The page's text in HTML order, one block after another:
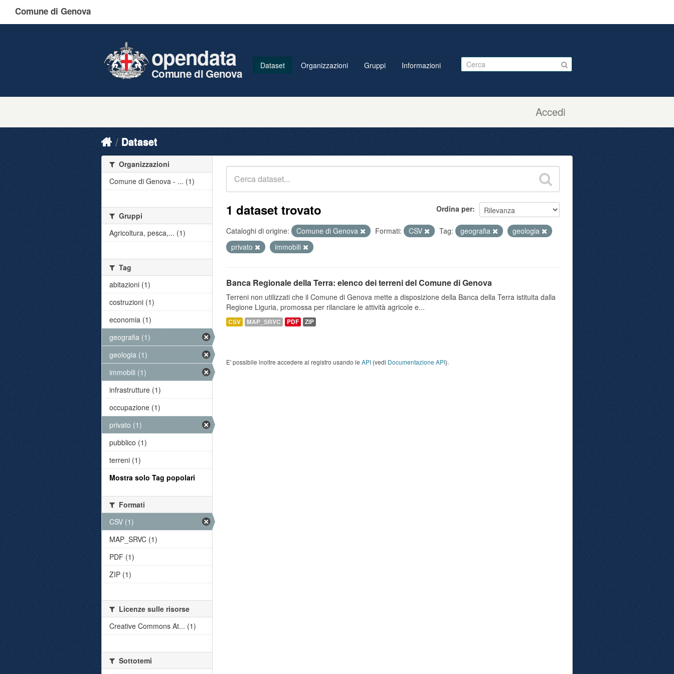
Comune di Genova
Accedi
opendata
Comune di Genova
Dataset Organizzazioni Gruppi Informazioni
Dataset
Ordina per
1 dataset trovato
Cataloghi di origine: Comune di Genova Formati: CSV Tag: geografia
geologia
privato
immobili
Banca Regionale della Terra: elenco dei terreni del Comune di Genova
Terreni non utilizzati che il Comune di Genova mette a disposizione della Banca della Terra istituita dalla
Regione Liguria, promossa per rilanciare le attività agricole e...
CSV MAP_SRVC PDF ZIP
E' possibile inoltre accedere al registro usando le API (vedi Documentazione API).
Organizzazioni
Comune di Genova - ... (1)
Gruppi
Agricoltura, pesca,... (1)
Tag
abitazioni (1)
costruzioni (1)
economia (1)
geografia (1)
geologia (1)
immobili (1)
infrastrutture (1)
occupazione (1)
privato (1)
pubblico (1)
terreni (1)
Mostra solo Tag popolari
Formati
CSV (1)
MAP_SRVC (1)
PDF (1)
ZIP (1)
Licenze sulle risorse
Creative Commons At... (1)
Sottotemi